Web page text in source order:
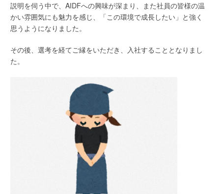
説明を伺う中で、AIDFへの興味が深まり、また社員の皆様の温
かい雰囲気にも魅力を感じ、「この環境で成長したい」と強く
思うようになりました。
その後、選考を経てご縁をいただき、入社することとなりまし
た。